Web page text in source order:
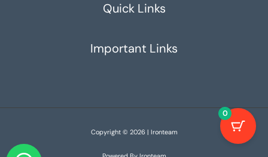
Quick Links
Important Links
Copyright © 2026 | Ironteam
0